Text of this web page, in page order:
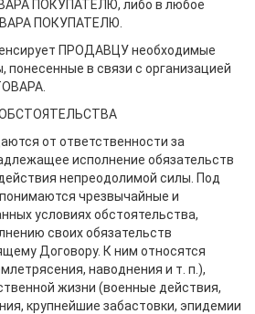
ПОКУПАТЕЛЮ, либо в любое
ПОКУПАТЕЛЮ.
ПРОДАВЦУ необходимые
понесенные в связи с организацией
от ответственности за
исполнение обязательств
непреодолимой силы. Под
чрезвычайные и
условиях обстоятельства,
своих обязательств
Договору. К ним относятся
наводнения и т. п.),
жизни (военные действия,
крупнейшие забастовки, эпидемии